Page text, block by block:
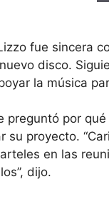
fue sincera
disco.
la música
preguntó por
proyecto.
en las
dijo.